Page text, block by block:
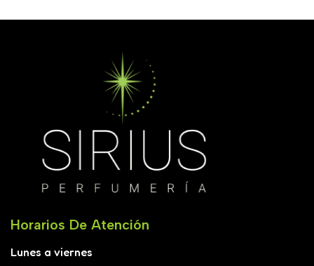
Horarios De Atención
Lunes a viernes